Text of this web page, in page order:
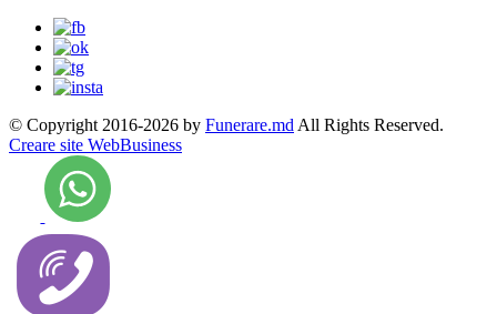
© Copyright 2016-2026 by Funerare.md All Rights Reserved.
Creare site WebBusiness